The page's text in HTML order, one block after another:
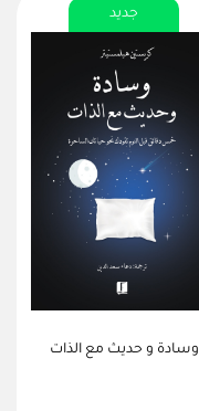
جديد
وسادة و حديث مع الذات